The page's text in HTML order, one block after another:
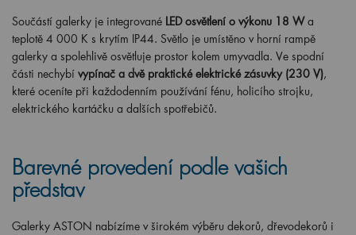
Součástí galerky je integrované LED osvětlení o výkonu 18 Wa
teplotě 4 000 K s krytím IP44. Světlo je umístěno v horní rampě
galerky a spolehlivě osvětluje prostor kolem umyvadla. Ve spodní
části nechybí vypínač a dvě praktické elektrické zásuvky (230 V),
které oceníte při každodenním používání fénu, holicího strojku,
elektrického kartáčku a dalších spotřebičů.
Barevné provedení podle vašich
představ
Galerky ASTON nabízíme v širokém výběru dekorů, dřevodekorů i